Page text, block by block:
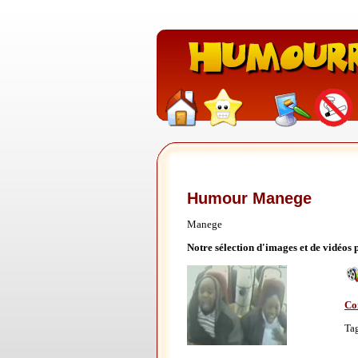
Humour Manege
Manege
Notre sélection d'images et de